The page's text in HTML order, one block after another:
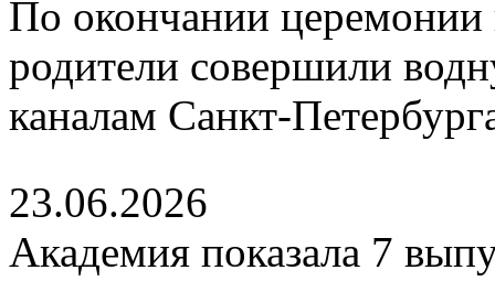
По окончании церемонии
родители совершили
каналам Санкт-
23.06.2026
Академия показала 7